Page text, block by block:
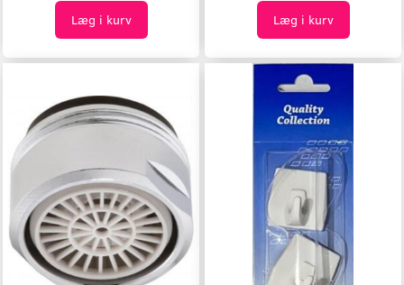
Læg i kurv Læg i kurv